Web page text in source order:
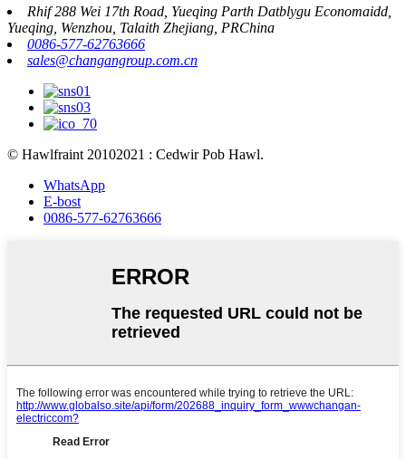
Rhif 288 Wei 17th Road, Yueqing Parth Datblygu Economaidd,
Yueqing, Wenzhou, Talaith Zhejiang, PRChina
0086-577-62763666
sales@changangroup.com.cn
© Hawlfraint 20102021 : Cedwir Pob Hawl.
WhatsApp
E-bost
0086-577-62763666